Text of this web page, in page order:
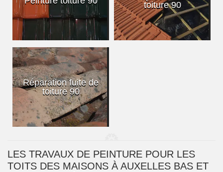
toiture 90
Réparation fuite de
toiture 90
LES TRAVAUX DE PEINTURE POUR LES
TOITS DES MAISONS À AUXELLES BAS ET